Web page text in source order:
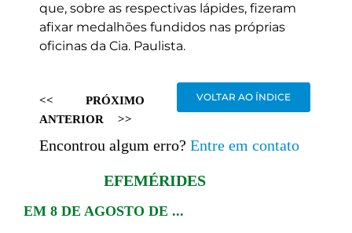
que, sobre as respectivas lápides, fizeram
afixar medalhões fundidos nas próprias
oficinas da Cia. Paulista.
<<
ANTERIOR
PRÓXIMO
>>
VOLTAR AO ÍNDICE
Encontrou algum erro? Entre em contato
EFEMÉRIDES
EM 8 DE AGOSTO DE ...